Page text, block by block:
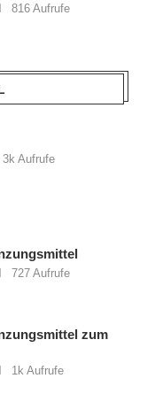
816 Aufrufe
3k Aufrufe
727 Aufrufe
zum
1k Aufrufe